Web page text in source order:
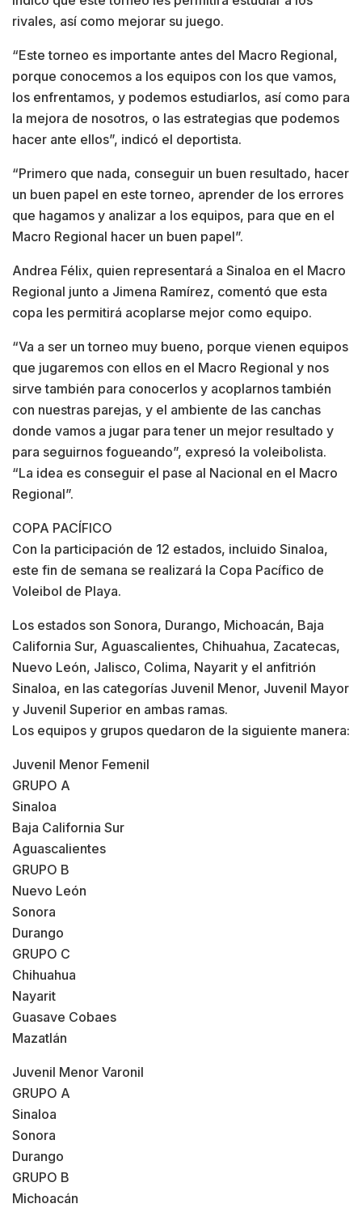
rivales, así como mejorar su juego.
“Este torneo es importante antes del Macro Regional,
porque conocemos a los equipos con los que vamos,
los enfrentamos, y podemos estudiarlos, así como para
la mejora de nosotros, o las estrategias que podemos
hacer ante ellos”, indicó el deportista.
“Primero que nada, conseguir un buen resultado, hacer
un buen papel en este torneo, aprender de los errores
que hagamos y analizar a los equipos, para que en el
Macro Regional hacer un buen papel”.
Andrea Félix, quien representará a Sinaloa en el Macro
Regional junto a Jimena Ramírez, comentó que esta
copa les permitirá acoplarse mejor como equipo.
“Va a ser un torneo muy bueno, porque vienen equipos
que jugaremos con ellos en el Macro Regional y nos
sirve también para conocerlos y acoplarnos también
con nuestras parejas, y el ambiente de las canchas
donde vamos a jugar para tener un mejor resultado y
para seguirnos fogueando”, expresó la voleibolista.
“La idea es conseguir el pase al Nacional en el Macro
Regional”.
COPA PACÍFICO
Con la participación de 12 estados, incluido Sinaloa,
este fin de semana se realizará la Copa Pacífico de
Voleibol de Playa.
Los estados son Sonora, Durango, Michoacán, Baja
California Sur, Aguascalientes, Chihuahua, Zacatecas,
Nuevo León, Jalisco, Colima, Nayarit y el anfitrión
Sinaloa, en las categorías Juvenil Menor, Juvenil Mayor
y Juvenil Superior en ambas ramas.
Los equipos y grupos quedaron de la siguiente manera:
Juvenil Menor Femenil
GRUPO A
Sinaloa
Baja California Sur
Aguascalientes
GRUPO B
Nuevo León
Sonora
Durango
GRUPO C
Chihuahua
Nayarit
Guasave Cobaes
Mazatlán
Juvenil Menor Varonil
GRUPO A
Sinaloa
Sonora
Durango
GRUPO B
Michoacán